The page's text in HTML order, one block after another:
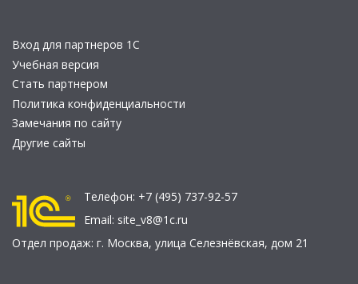
Вход для партнеров 1С
Учебная версия
Стать партнером
Политика конфиденциальности
Замечания по сайту
Другие сайты
Телефон: +7 (495) 737-92-57
Email: site_v8@1c.ru
Отдел продаж: г. Москва, улица Селезнёвская, дом 21